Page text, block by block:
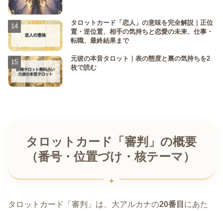
タロットカード「恋人」の意味を完全解説｜正位
置・逆位置、相手の気持ちと恋愛の未来、仕事・
転職、最終結果まで
元彼の本音タロット｜表の態度と裏の気持ちを2
枚で読む
タロットカード「審判」の概要
（番号・位置づけ・核テーマ）
タロットカード「審判」は、大アルカナの20番目 にあた